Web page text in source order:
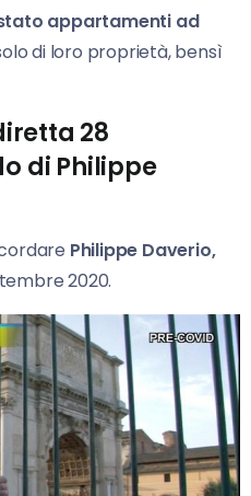
appartamenti ad
di loro proprietà, bensì
28
di Philippe
Philippe Daverio,
2020.